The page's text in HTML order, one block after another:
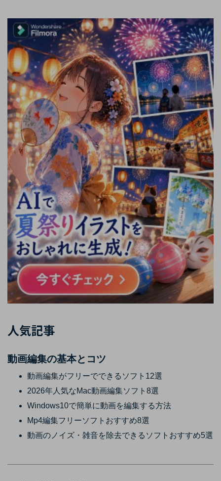
人気記事
動画編集の基本とコツ
動画編集がフリーでできるソフト12選
2026年人気なMac動画編集ソフト8選
Windows10で簡単に動画を編集する方法
Mp4編集フリーソフトおすすめ8選
動画のノイズ・雑音を除去できるソフトおすすめ5選